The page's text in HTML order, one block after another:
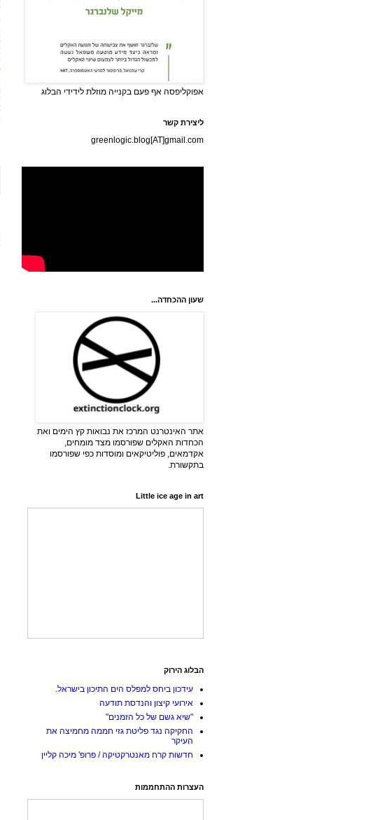
אפוקליפסה אף פעם בקנייה מוזלת לידידי הבלוג
ליצירת קשר
greenlogic.blog[AT]gmail.com
שעון ההכחדה...
אתר האינטרנט המרכז את נבואות קץ הימים ואת
הכחדות האקלים שפורסמו מצד מומחים,
אקדמאים, פוליטיקאים ומוסדות כפי שפורסמו
בתקשורת.
Little ice age in art
הבלוג הירוק
עידכון ביחס למפלס הים התיכון בישראל.
אירועי קיצון והנדסת תודעה
"שיא גשם של כל הזמנים"
החקיקה נגד פליטת גזי חממה מחמיצה את
העיקר
חדשות קרח מאנטרקטיקה / פרופ' מיכה קליין
העצרות ההתחממות